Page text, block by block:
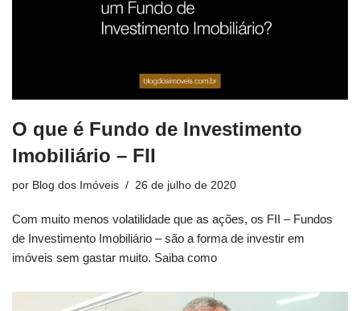
O que é Fundo de Investimento
Imobiliário – FII
por Blog dos Imóveis 26 de julho de 2020
Com muito menos volatilidade que as ações, os FII – Fundos
de Investimento Imobiliário – são a forma de investir em
imóveis sem gastar muito. Saiba como